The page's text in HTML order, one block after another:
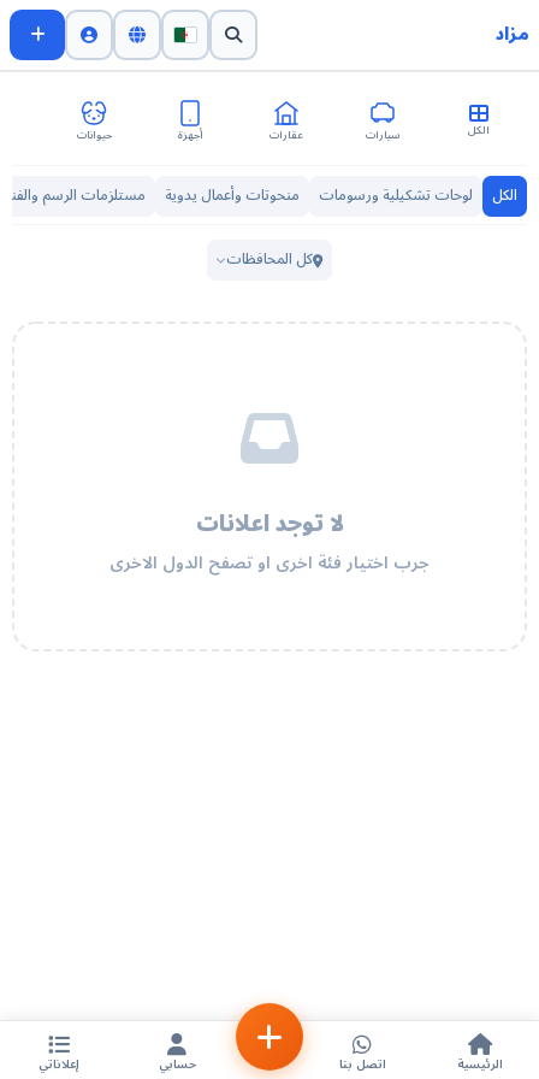
مزاد
الكل سيارات عقارات أجهزة حيوانات
الكل لوحات تشكيلية ورسومات منحوتات وأعمال يدوية مستلزمات الرسم
كل المحافظات
لا توجد اعلانات
جرب اختيار فئة اخرى او تصفح الدول الاخرى
الرئيسية اتصل بنا حسابي إعلاناتي